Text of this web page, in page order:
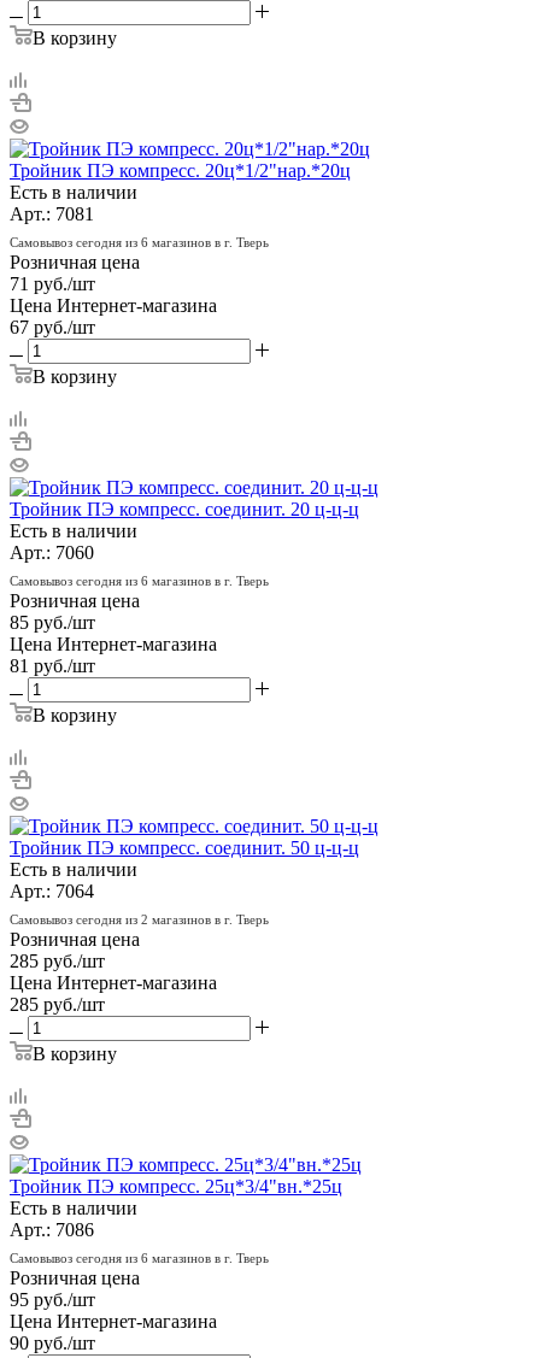
В корзину
Тройник ПЭ компресс. 20ц*1/2"нар.*20ц
Есть в наличии
Арт.: 7081
Самовывоз сегодня из 6 магазинов в г. Тверь
Розничная цена
71 руб./шт
Цена Интернет-магазина
67 руб./шт
В корзину
Тройник ПЭ компресс. соединит. 20 ц-ц-ц
Есть в наличии
Арт.: 7060
Самовывоз сегодня из 6 магазинов в г. Тверь
Розничная цена
85 руб./шт
Цена Интернет-магазина
81 руб./шт
В корзину
Тройник ПЭ компресс. соединит. 50 ц-ц-ц
Есть в наличии
Арт.: 7064
Самовывоз сегодня из 2 магазинов в г. Тверь
Розничная цена
285 руб./шт
Цена Интернет-магазина
285 руб./шт
В корзину
Тройник ПЭ компресс. 25ц*3/4"вн.*25ц
Есть в наличии
Арт.: 7086
Самовывоз сегодня из 6 магазинов в г. Тверь
Розничная цена
95 руб./шт
Цена Интернет-магазина
90 руб./шт